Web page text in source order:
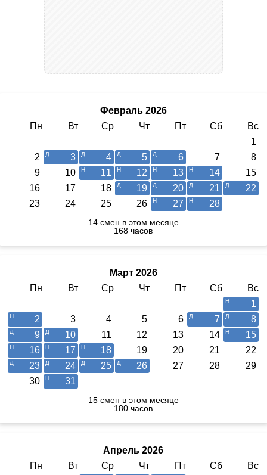
Февраль 2026
Пн
Вт Ср Чт Пт Сб
Вс
1
2
3 4 5 6 7
8
9
10 11 12 13 14
15
16
17 18 19 20 21
22
23
24 25 26 27 28
14 смен в этом месяце
168 часов
Март 2026
Пн
Вт Ср Чт Пт Сб
Вс
1
2
3 4 5 6 7
8
9
10 11 12 13 14
15
16
17 18 19 20 21
22
23
24 25 26 27 28
29
30
31
15 смен в этом месяце
180 часов
Апрель 2026
Пн
Вт Ср Чт Пт Сб
Вс